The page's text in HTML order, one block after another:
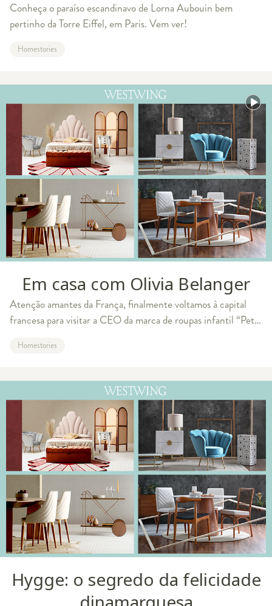
Conheça o paraíso escandinavo de Lorna Aubouin bem
pertinho da Torre Eiffel, em Paris. Vem ver!
Homestories
Em casa com Olivia Belanger
Atenção amantes da França, finalmente voltamos à capital
francesa para visitar a CEO da marca de roupas infantil “Petit
precisa ser barr
Homestories
Hygge: o segredo da felicidade